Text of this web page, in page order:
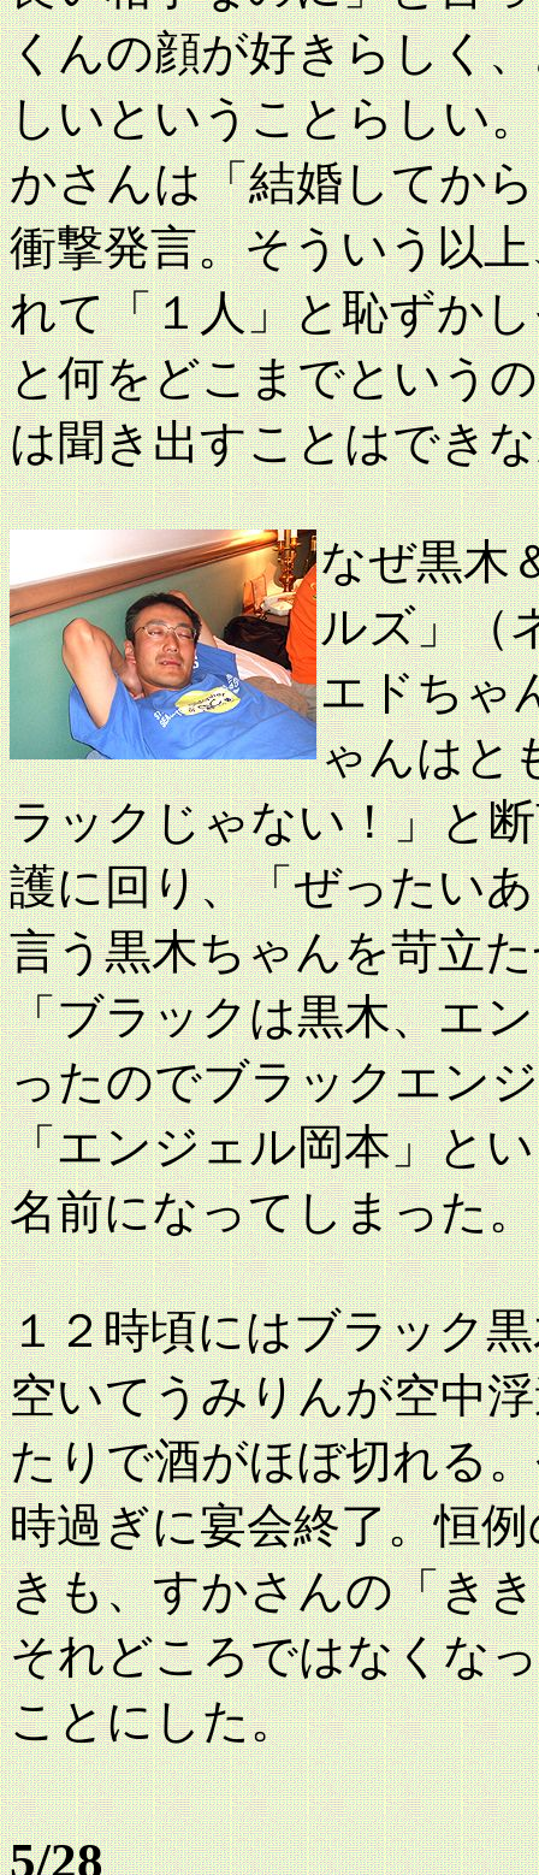
くんの顔が好きらしく
しいということらしい
かさんは「結婚してか
衝撃発言。そういう以
れて「１人」と恥ずか
と何をどこまでという
は聞き出すことはでき
なぜ黒木
ルズ」（
エドちゃ
ゃんはと
ラックじゃない！」と
護に回り、「ぜったい
言う黒木ちゃんを苛立
「ブラックは黒木、エ
ったのでブラックエン
「エンジェル岡本」と
名前になってしまった。
１２時頃にはブラック
空いてうみりんが空中
たりで酒がほぼ切れる
時過ぎに宴会終了。恒
きも、すかさんの「き
それどころではなくな
ことにした。
5/28